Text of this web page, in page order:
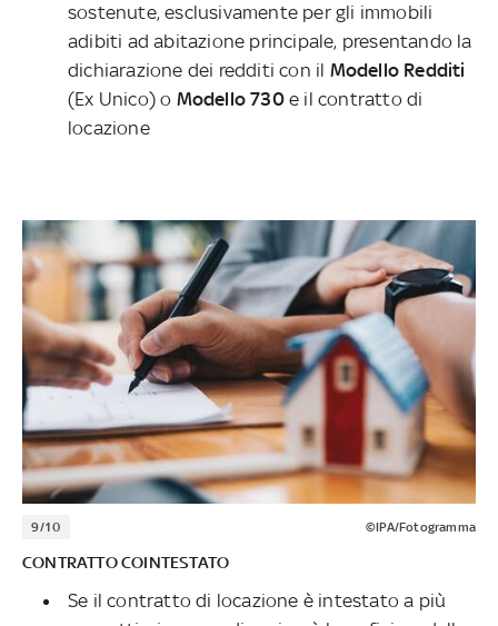
sostenute, esclusivamente per gli immobili
adibiti ad abitazione principale, presentando la
dichiarazione dei redditi con il Modello Redditi
(Ex Unico) o Modello 730e il contratto di
locazione
9/10 ©IPA/Fotogramma
CONTRATTO COINTESTATO
Se il contratto di locazione è intestato a più